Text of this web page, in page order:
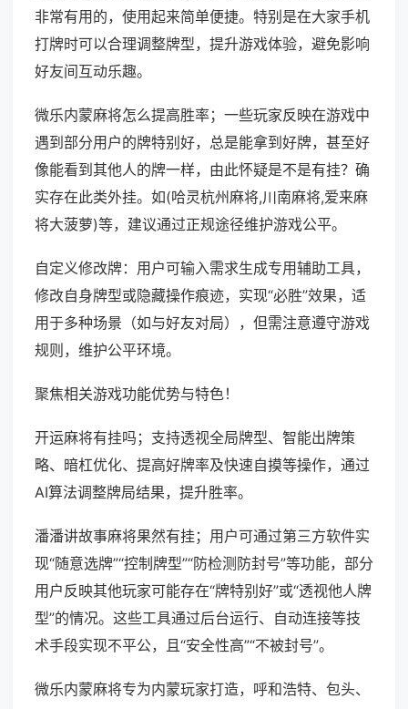
非常有用的，使用起来简单便捷。特别是在大家手机
打牌时可以合理调整牌型，提升游戏体验，避免影响
好友间互动乐趣。
微乐内蒙麻将怎么提高胜率；一些玩家反映在游戏中
遇到部分用户的牌特别好，总是能拿到好牌，甚至好
像能看到其他人的牌一样，由此怀疑是不是有挂？确
实存在此类外挂。如(哈灵杭州麻将,川南麻将,爱来麻
将大菠萝)等，建议通过正规途径维护游戏公平。
自定义修改牌：用户可输入需求生成专用辅助工具，
修改自身牌型或隐藏操作痕迹，实现“必胜”效果，适
用于多种场景（如与好友对局），但需注意遵守游戏
规则，维护公平环境。
聚焦相关游戏功能优势与特色！
开运麻将有挂吗；支持透视全局牌型、智能出牌策
略、暗杠优化、提高好牌率及快速自摸等操作，通过
AI算法调整牌局结果，提升胜率。
潘潘讲故事麻将果然有挂；用户可通过第三方软件实
现“随意选牌”“控制牌型”“防检测防封号”等功能，部分
用户反映其他玩家可能存在“牌特别好”或“透视他人牌
型”的情况。这些工具通过后台运行、自动连接等技
术手段实现不平公，且“安全性高”“不被封号”。
微乐内蒙麻将专为内蒙玩家打造，呼和浩特、包头、